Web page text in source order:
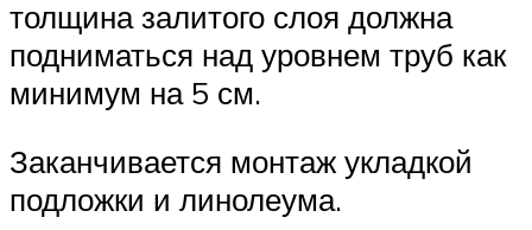
толщина залитого слоя должна
подниматься над уровнем труб как
минимум на 5 см.
Заканчивается монтаж укладкой
подложки и линолеума.